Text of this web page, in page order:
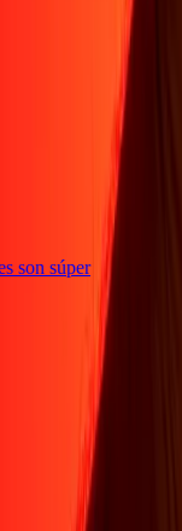
son súper
Blog